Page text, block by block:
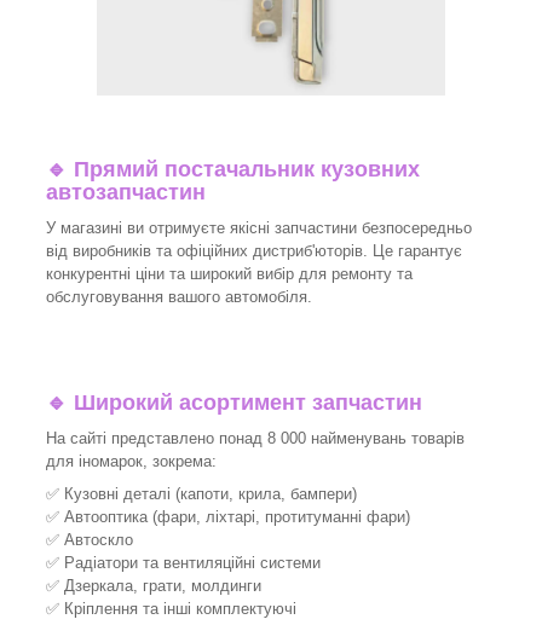
🔹 Прямий постачальник кузовних
автозапчастин
У магазині ви отримуєте якісні запчастини безпосередньо
від виробників та офіційних дистриб'юторів. Це гарантує
конкурентні ціни та широкий вибір для ремонту та
обслуговування вашого автомобіля.
🔹 Широкий асортимент запчастин
На сайті представлено понад 8 000 найменувань товарів
для іномарок, зокрема:
✅ Кузовні деталі (капоти, крила, бампери)
✅ Автооптика (фари, ліхтарі, протитуманні фари)
✅ Автоскло
✅ Радіатори та вентиляційні системи
✅ Дзеркала, грати, молдинги
✅ Кріплення та інші комплектуючі